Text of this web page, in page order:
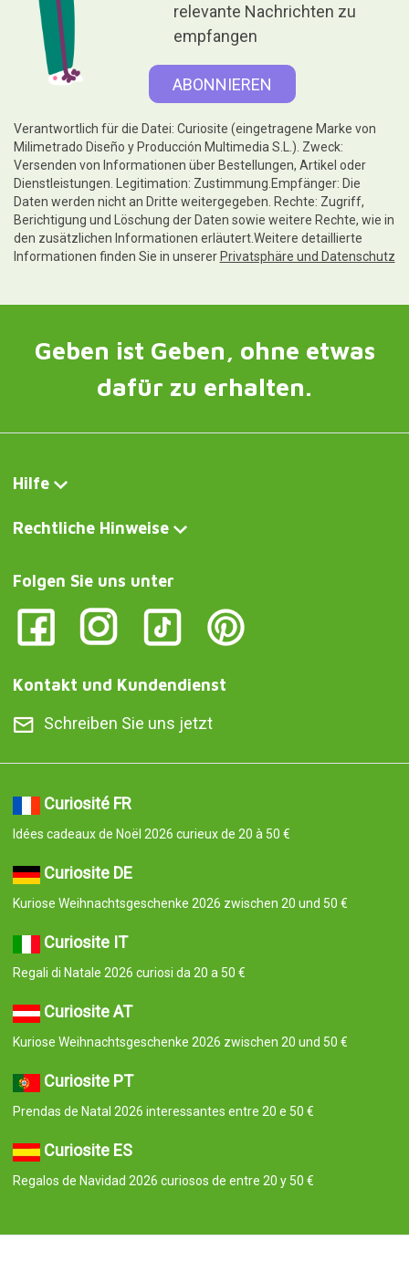
relevante Nachrichten zu
empfangen
Verantwortlich für die Datei: Curiosite (eingetragene Marke von
Milimetrado Diseño y Producción Multimedia S.L.). Zweck:
Versenden von Informationen über Bestellungen, Artikel oder
Dienstleistungen. Legitimation: Zustimmung.Empfänger: Die
Daten werden nicht an Dritte weitergegeben. Rechte: Zugriff,
Berichtigung und Löschung der Daten sowie weitere Rechte, wie in
den zusätzlichen Informationen erläutert.Weitere detaillierte
Informationen finden Sie in unserer Privatsphäre und Datenschutz
Geben ist Geben, ohne etwas
dafür zu erhalten.
Hilfe
Rechtliche Hinweise
Folgen Sie uns unter
Kontakt und Kundendienst
Schreiben Sie uns jetzt
Curiosité FR
Idées cadeaux de Noël 2026 curieux de 20 à 50 €
Curiosite DE
Kuriose Weihnachtsgeschenke 2026 zwischen 20 und 50 €
Curiosite IT
Regali di Natale 2026 curiosi da 20 a 50 €
Curiosite AT
Kuriose Weihnachtsgeschenke 2026 zwischen 20 und 50 €
Curiosite PT
Prendas de Natal 2026 interessantes entre 20 e 50 €
Curiosite ES
Regalos de Navidad 2026 curiosos de entre 20 y 50 €